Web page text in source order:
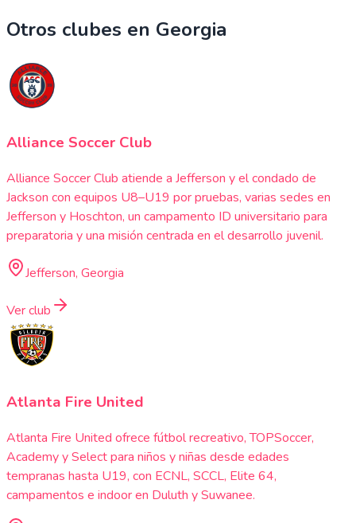
Otros clubes en Georgia
Alliance Soccer Club
Alliance Soccer Club atiende a Jefferson y el condado de
Jackson con equipos U8–U19 por pruebas, varias sedes en
Jefferson y Hoschton, un campamento ID universitario para
preparatoria y una misión centrada en el desarrollo juvenil.
Jefferson, Georgia
Ver club
Atlanta Fire United
Atlanta Fire United ofrece fútbol recreativo, TOPSoccer,
Academy y Select para niños y niñas desde edades
tempranas hasta U19, con ECNL, SCCL, Elite 64,
campamentos e indoor en Duluth y Suwanee.